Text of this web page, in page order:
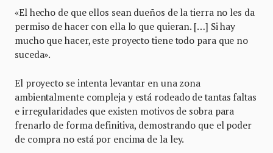
«El hecho de que ellos sean dueños de la tierra no les da
permiso de hacer con ella lo que quieran. […] Si hay
mucho que hacer, este proyecto tiene todo para que no
suceda».
El proyecto se intenta levantar en una zona
ambientalmente compleja y está rodeado de tantas faltas
e irregularidades que existen motivos de sobra para
frenarlo de forma definitiva, demostrando que el poder
de compra no está por encima de la ley.